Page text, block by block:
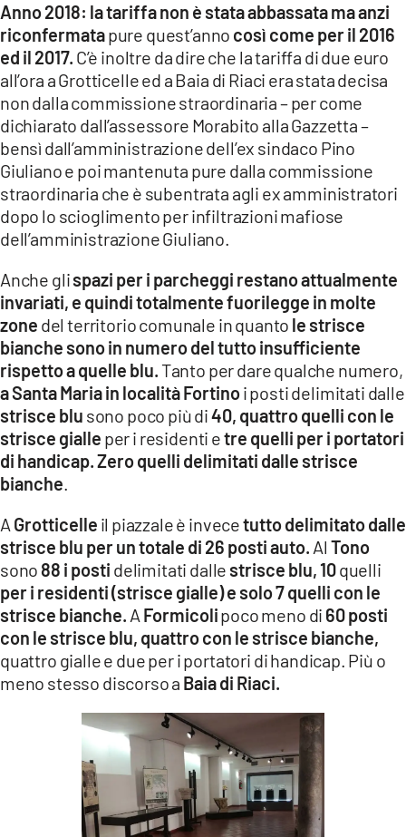
Anno 2018: la tariffa non è stata abbassata ma anzi
riconfermatapure quest’anno così come per il 2016
ed il 2017. C’è inoltre da dire che la tariffa di due euro
all’ora a Grotticelle ed a Baia di Riaci era stata decisa
non dalla commissione straordinaria – per come
dichiarato dall’assessore Morabito alla Gazzetta –
bensì dall’amministrazione dell’ex sindaco Pino
Giuliano e poi mantenuta pure dalla commissione
straordinaria che è subentrata agli ex amministratori
dopo lo scioglimento per infiltrazioni mafiose
dell’amministrazione Giuliano.
Anche glispazi per i parcheggi restano attualmente
invariati, e quindi totalmente fuorilegge in molte
zone del territorio comunale in quanto le strisce
bianche sono in numero del tutto insufficiente
rispetto a quelle blu.Tanto per dare qualche numero,
a Santa Maria in località Fortinoi posti delimitati dalle
strisce blu sono poco più di40, quattro quelli con le
strisce gialle per i residenti etre quelli per i portatori
di handicap. Zero quelli delimitati dalle strisce
bianche.
A Grotticelle il piazzale è invecetutto delimitato dalle
strisce blu per un totale di 26 posti auto. Al Tono
sono 88 i posti delimitati dalle strisce blu, 10quelli
per i residenti (strisce gialle) e solo 7 quelli con le
strisce bianche. A Formicolipoco meno di 60 posti
con le strisce blu, quattro con le strisce bianche,
quattro gialle e due per i portatori di handicap. Più o
meno stesso discorso a Baia di Riaci.